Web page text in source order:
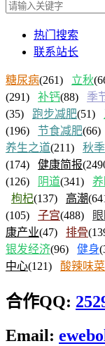
热门搜索
联系站长
糖尿病(261) 立秋
(291) 补钙(88) 季
(35) 跑步减肥(51)
(196) 节食减肥(66)
养生之道(211) 秋季
(174) 健康简报
(126)
阴道(341)
枸杞(137) 高潮
(105) 子宫(488)
康产业(47) 排骨
银发经济(96) 健身
中心(121) 酸辣味
合作QQ:
Email: